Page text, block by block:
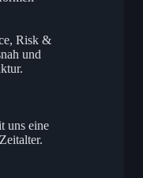
Risk &
und
uns eine